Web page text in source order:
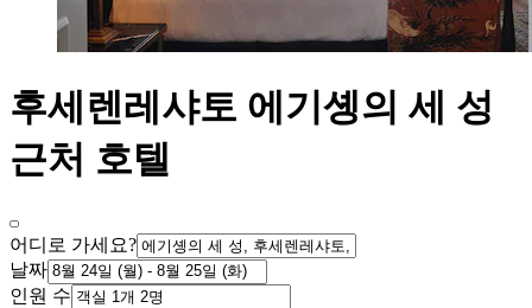
후세렌레샤토 에기솅의 세 성
근처 호텔
어디로 가세요?
날짜
인원 수